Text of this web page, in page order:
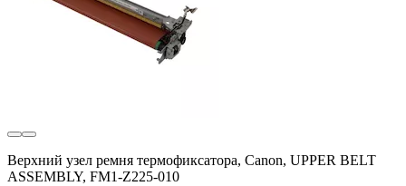
Верхний узел ремня термофиксатора, Canon, UPPER BELT
ASSEMBLY, FM1-Z225-010